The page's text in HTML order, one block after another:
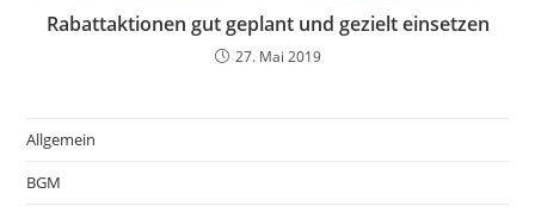
Rabattaktionen gut geplant und gezielt einsetzen
27. Mai 2019
Allgemein
BGM